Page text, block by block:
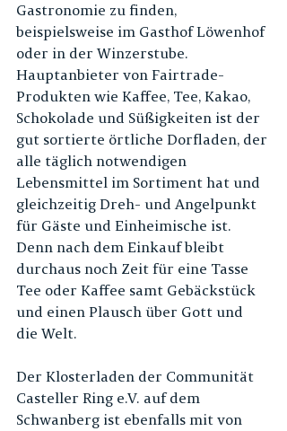
Gastronomie zu finden,
beispielsweise im Gasthof Löwenhof
oder in der Winzerstube.
Hauptanbieter von Fairtrade-
Produkten wie Kaffee, Tee, Kakao,
Schokolade und Süßigkeiten ist der
gut sortierte örtliche Dorfladen, der
alle täglich notwendigen
Lebensmittel im Sortiment hat und
gleichzeitig Dreh- und Angelpunkt
für Gäste und Einheimische ist.
Denn nach dem Einkauf bleibt
durchaus noch Zeit für eine Tasse
Tee oder Kaffee samt Gebäckstück
und einen Plausch über Gott und
die Welt.
Der Klosterladen der Communität
Casteller Ring e.V. auf dem
Schwanberg ist ebenfalls mit von